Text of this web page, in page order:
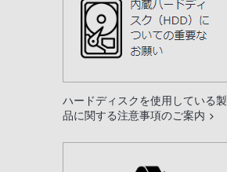
ハードディスクを使用している製
品に関する注意事項のご案内